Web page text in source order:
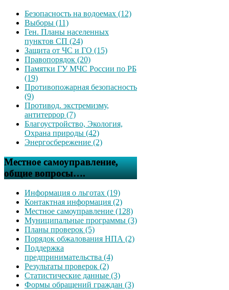
Безопасность на водоемах (12)
Выборы (11)
Ген. Планы населенных
пунктов СП (24)
Защита от ЧС и ГО (15)
Правопорядок (20)
Памятки ГУ МЧС России по РБ
(19)
Противопожарная безопасность
(9)
Противод. экстремизму,
антитеррор (7)
Благоустройство, Экология,
Охрана природы (42)
Энергосбережение (2)
Местное самоуправление,
общие вопросы….
Информация о льготах (19)
Контактная информация (2)
Местное самоуправление (128)
Муниципальные программы (3)
Планы проверок (5)
Порядок обжалования НПА (2)
Поддержка
предпринимательства (4)
Результаты проверок (2)
Статистические данные (3)
Формы обращений граждан (3)